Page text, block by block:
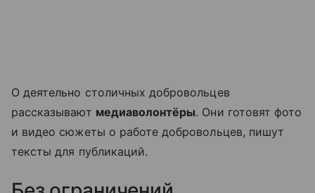
О деятельно столичных добровольцев
рассказывают медиаволонтёры. Они готовят фото
и видео сюжеты о работе добровольцев, пишут
тексты для публикаций.